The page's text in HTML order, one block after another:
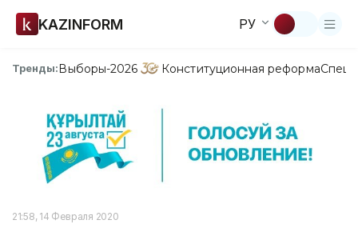
KAZINFORM РУ
Тренды:Выборы-2026 Конституционная реформа
21:58, 14 Февраля 2020